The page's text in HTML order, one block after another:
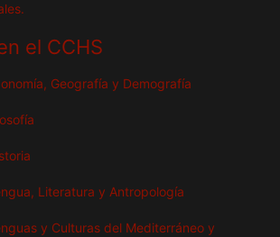
el CCHS
Geografía y Demografía
Literatura y Antropología
y Culturas del Mediterráneo y